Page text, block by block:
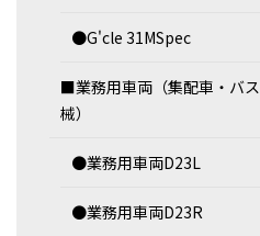
●G'cle 31MSpec
■業務用車両（集配車・バ
械）
●業務用車両D23L
●業務用車両D23R